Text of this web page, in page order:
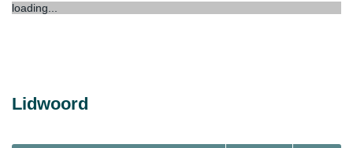
loading...
Lidwoord